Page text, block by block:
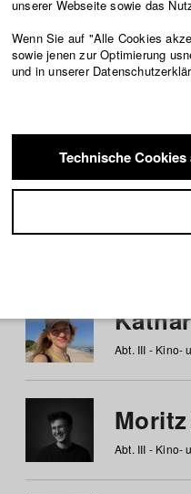
Studierende /
a b c d e f g h i j
Abt. III - Kino-
Abt. III - Kino-
unserer Webseite sowie das
Wenn Sie auf "Alle Cookies
sowie jenen zur Optimierung
und in unserer
Technische